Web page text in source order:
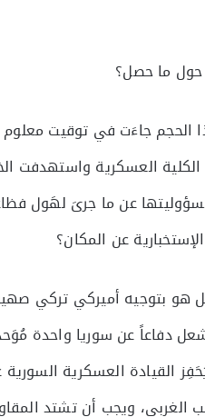
حول ما حصل؟
الحجم جاءَت في توقيت
الكلية العسكرية واستهدفت
عن ما جرىَ لهَول
عن المكان؟
هو بتوجيه أميركي تركي
دفاعاً عن سوريا واحدة
القيادة العسكرية
الغربي، ويجب أن تشتد